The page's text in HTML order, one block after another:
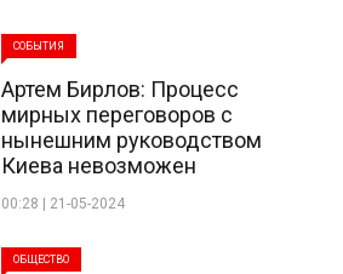
СОБЫТИЯ
Артем Бирлов: Процесс
мирных переговоров с
нынешним руководством
Киева невозможен
00:28 | 21-05-2024
ОБЩЕСТВО